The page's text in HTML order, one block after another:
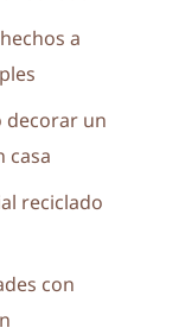
a
decorar un
casa
reciclado
con